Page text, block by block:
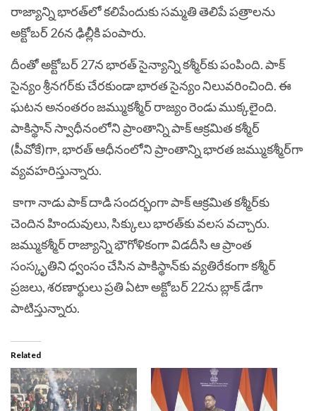
రాజ్యాన్ని భారత్‌లో కలిపేందుకు సమ్మతి తెలిపే పత్రాలను
అక్టోబర్ 26న ఢిల్లీకి పంపారు.
దీంతో అక్టోబర్ 27న భారత్‌ సైన్యాన్ని కశ్మీర్‌కు పంపింది. పాక్‌
సైన్యం శ్రీనగర్‌కు చేరకుండా భారత సైన్యం నిలువరించింది. ఈ
ఘటన అనంతరం జమ్ముకశ్మీర్‌ రాజ్యం రెండు ముక్కలైంది.
పాకిస్థాన్‌ స్వాధీనంలోని ప్రాంతాన్ని పాక్ ఆక్రమిత కశ్మీర్
(పీవోకే)గా, భారత్ ఆధీనంలోని ప్రాంతాన్ని భారత జమ్ముకశ్మీర్‌గా
వ్యవహరిస్తున్నారు.
కాగా నాడు పాక్‌ దాడి సందర్భంగా పాక్ ఆక్రమిత కశ్మీర్‌కు
చెందిన హిందువులు, సిక్కులు భారత్‌కు వలస వచ్చారు.
జమ్ముకశ్మీర్ రాజ్యాన్ని భౌగోళికంగా విడదీసి ఆ ప్రాంత
సంస్కృతిని ధ్వంసం చేసిన పాకిస్థాన్‌కు వ్యతిరేకంగా కశ్మీర్‌
ప్రజలు, శరణార్థులు ప్రతి ఏటా అక్టోబర్ 22ను బ్లాక్ డేగా
పాటిస్తున్నారు.
Related